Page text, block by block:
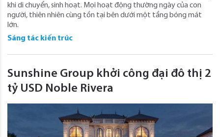
khi di chuyển, sinh hoạt. Mọi hoạt động thường ngày của con
người, thiên nhiên cùng tồn tại bên dưới một tầng bóng mát
lớn.
Sáng tác kiến trúc
Sunshine Group khởi công đại đô thị 2
tỷ USD Noble Rivera